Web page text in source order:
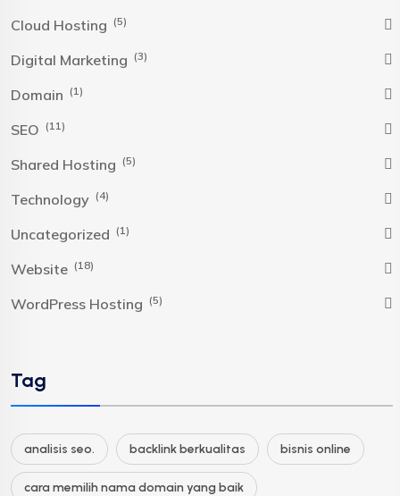
Cloud Hosting (5)
Digital Marketing (3)
Domain (1)
SEO (11)
Shared Hosting (5)
Technology (4)
Uncategorized (1)
Website (18)
WordPress Hosting (5)
Tag
analisis seo. backlink berkualitas bisnis online
cara memilih nama domain yang baik